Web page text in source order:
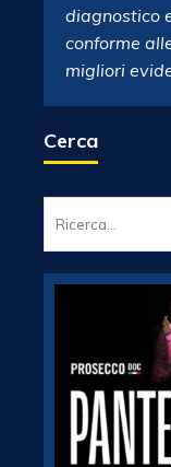
diagnostico
conforme
migliori
Cerca